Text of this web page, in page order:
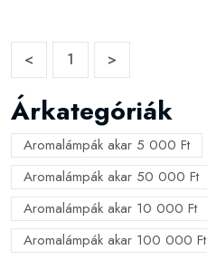
< 1 >
Árkategóriák
Aromalámpák akar 5 000 Ft
Aromalámpák akar 50 000 Ft
Aromalámpák akar 10 000 Ft
Aromalámpák akar 100 000 Ft